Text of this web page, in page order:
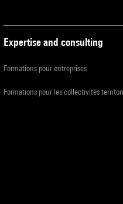
Expertise and consulting
Formations pour entreprises
Formations pour les collectivités